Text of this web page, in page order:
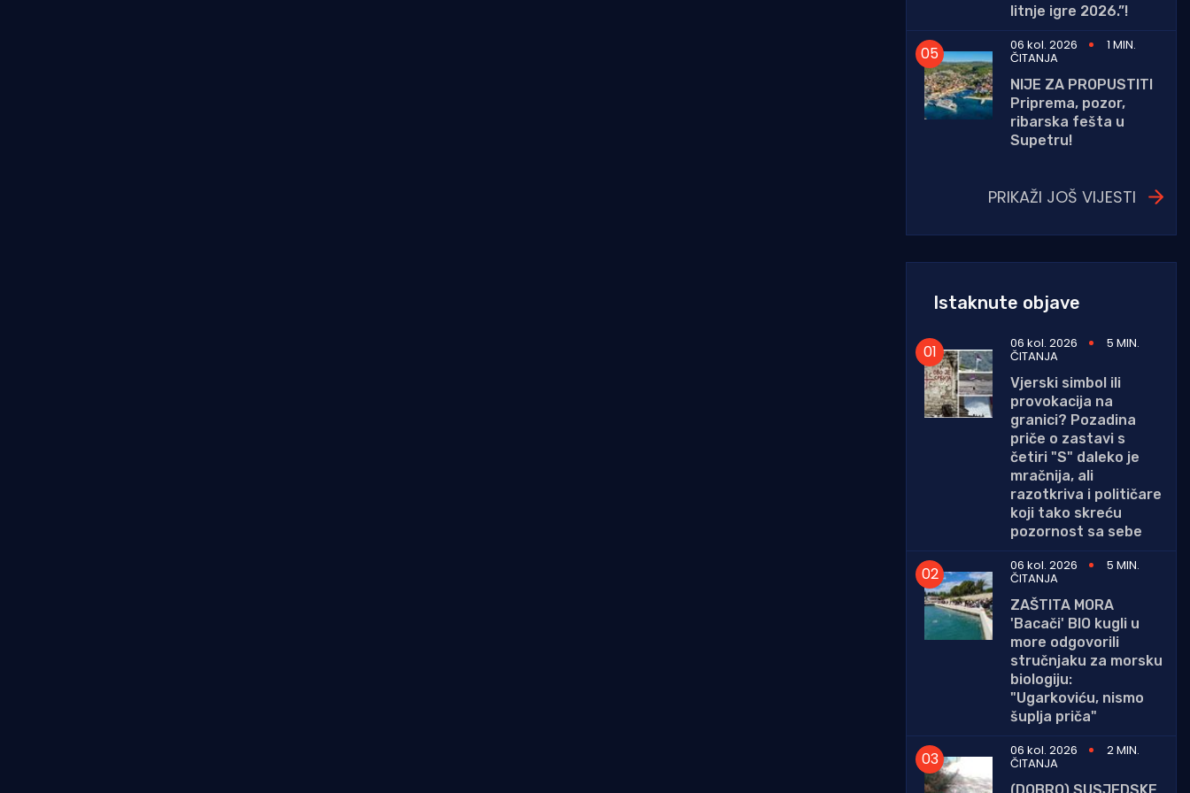
litnje igre 2026.”!
06 kol. 2026
1 MIN.
ČITANJA
NIJE ZA PROPUSTITI
Priprema, pozor,
ribarska fešta u
Supetru!
PRIKAŽI JOŠ VIJESTI
Istaknute objave
06 kol. 2026 5 MIN.
ČITANJA
Vjerski simbol ili
provokacija na
granici? Pozadina
priče o zastavi s
četiri "S" daleko je
mračnija, ali
razotkriva i političare
koji tako skreću
pozornost sa sebe
06 kol. 2026
5 MIN.
ČITANJA
ZAŠTITA MORA
'Bacači' BIO kugli u
more odgovorili
stručnjaku za morsku
biologiju:
"Ugarkoviću, nismo
šuplja priča"
06 kol. 2026
2 MIN.
ČITANJA
(DOBRO) SUSJEDSKE